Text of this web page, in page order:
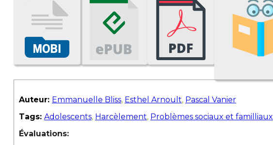
Auteur: Emmanuelle Bliss, Esthel Arnoult, Pascal Vanier
Tags: Adolescents, Harcèlement, Problèmes sociaux et familliaux
Évaluations: